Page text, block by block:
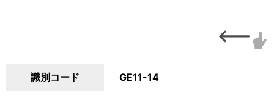
識別コード GE11-14